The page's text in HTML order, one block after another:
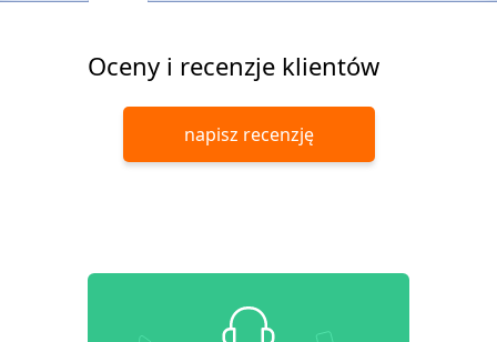
Oceny i recenzje klientów
napisz recenzję